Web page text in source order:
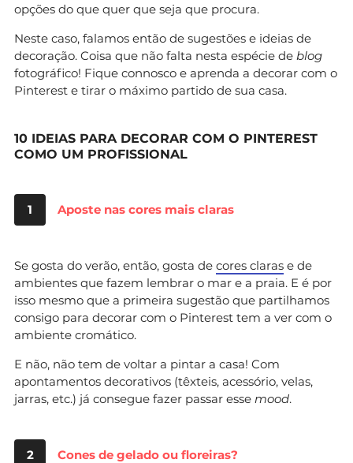
opções do que quer que seja que procura.
Neste caso, falamos então de sugestões e ideias de
decoração. Coisa que não falta nesta espécie de blog
fotográfico! Fique connosco e aprenda a decorar com o
Pinterest e tirar o máximo partido de sua casa.
10 IDEIAS PARA DECORAR COM O PINTEREST
COMO UM PROFISSIONAL
1 Aposte nas cores mais claras
Se gosta do verão, então, gosta de cores claras e de
ambientes que fazem lembrar o mar e a praia. E é por
isso mesmo que a primeira sugestão que partilhamos
consigo para decorar com o Pinterest tem a ver com o
ambiente cromático.
E não, não tem de voltar a pintar a casa! Com
apontamentos decorativos (têxteis, acessório, velas,
jarras, etc.) já consegue fazer passar esse mood.
2 Cones de gelado ou floreiras?